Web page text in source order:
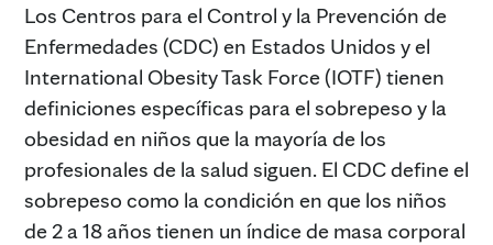
Los Centros para el Control y la Prevención de
Enfermedades (CDC) en Estados Unidos y el
International Obesity Task Force (IOTF) tienen
definiciones específicas para el sobrepeso y la
obesidad en niños que la mayoría de los
profesionales de la salud siguen. El CDC define el
sobrepeso como la condición en que los niños
de 2 a 18 años tienen un índice de masa corporal